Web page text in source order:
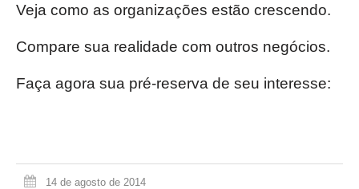
Veja como as organizações estão crescendo.
Compare sua realidade com outros negócios.
Faça agora sua pré-reserva de seu interesse:
14 de agosto de 2014